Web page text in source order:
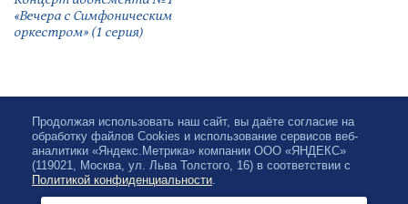
«Вечера с Симфоническим
оркестром» (1 серия)
Продолжая использовать наш сайт, вы даёте согласие на
обработку файлов Cookies и использование сервисов веб-
аналитики «Яндекс.Метрика» компании ООО «ЯНДЕКС»
(119021, Москва, ул. Льва Толстого, 16) в соответствии с
Политикой конфиденциальности.